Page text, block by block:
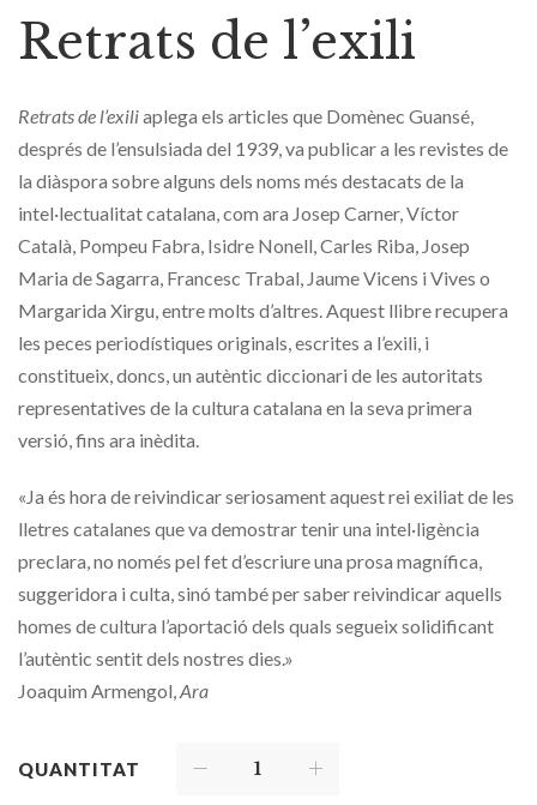
Retrats de l’exili
Retrats de l’exiliaplega els articles que Domènec Guansé,
després de l’ensulsiada del 1939, va publicar a les revistes de
la diàspora sobre alguns dels noms més destacats de la
intel·lectualitat catalana, com ara Josep Carner, Víctor
Català, Pompeu Fabra, Isidre Nonell, Carles Riba, Josep
Maria de Sagarra, Francesc Trabal, Jaume Vicens i Vives o
Margarida Xirgu, entre molts d’altres. Aquest llibre recupera
les peces periodístiques originals, escrites a l’exili, i
constitueix, doncs, un autèntic diccionari de les autoritats
representatives de la cultura catalana en la seva primera
versió, fins ara inèdita.
«Ja és hora de reivindicar seriosament aquest rei exiliat de les
lletres catalanes que va demostrar tenir una intel·ligència
preclara, no només pel fet d’escriure una prosa magnífica,
suggeridora i culta, sinó també per saber reivindicar aquells
homes de cultura l’aportació dels quals segueix solidificant
l’autèntic sentit dels nostres dies.»
Joaquim Armengol, Ara
QUANTITAT